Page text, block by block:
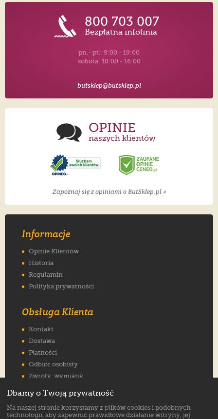
800 703 007
Bezpłatna infolinia
pn.- pt.: 9:00 - 19:00
sobota: 10:00 - 16:00
butsklep@butsklep.pl
OPINIE
naszych klientów
Zapoznaj się z opiniami o ButSklep.pl »
Informacje
Opinie Klientów
Historia
Regulamin
Polityka prywatności
Obsługa Klienta
Kontakt
Dostawa
Płatności
Odbiór osobisty
Zwroty, wymiany
Jak wybrać rozmiar
FAQ
Dbamy o Twoją prywatność
Na naszej stronie korzystamy z plików cookies i podobnych
technologii, aby zapewnić prawidłowe działanie witryny, jej